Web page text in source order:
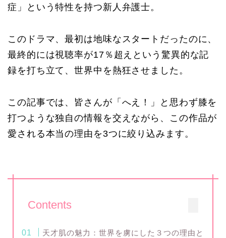
症」という特性を持つ新人弁護士。
このドラマ、最初は地味なスタートだったのに、
最終的には視聴率が17％超えという驚異的な記
録を打ち立て、世界中を熱狂させました。
この記事では、皆さんが「へえ！」と思わず膝を
打つような独自の情報を交えながら、この作品が
愛される本当の理由を3つに絞り込みます。
Contents
天才肌の魅力：世界を虜にした３つの理由と